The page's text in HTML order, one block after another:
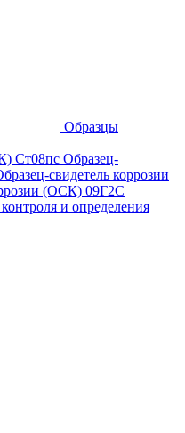
Образцы
Ст08пс Образец-
свидетель коррозии
(ОСК) 09Г2С
и определения